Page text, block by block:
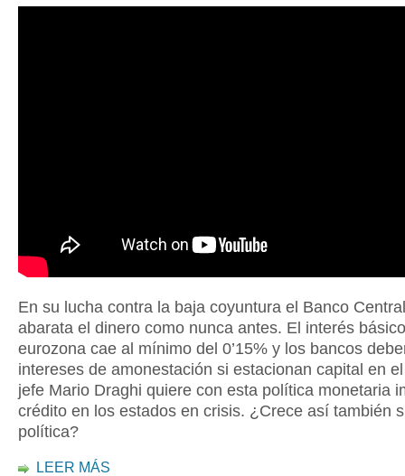
En su lucha contra la baja coyuntura el Banco
abarata el dinero como nunca antes. El interés
eurozona cae al mínimo del 0’15% y los bancos
intereses de amonestación si estacionan capital en
jefe Mario Draghi quiere con esta política monetaria
crédito en los estados en crisis. ¿Crece así también
política?
LEER MÁS